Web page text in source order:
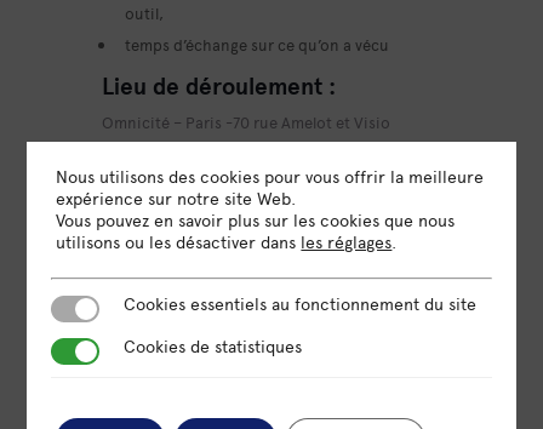
outil,
temps d’échange sur ce qu’on a vécu
Lieu de déroulement :
Omnicité – Paris -70 rue Amelot et Visio
Inscription par mail:
amandine-munoz@outlook.fr
:
8 personnes en présentiel, illimité en visio
Nous utilisons des cookies pour vous offrir la meilleure
expérience sur notre site Web.
Vous pouvez en savoir plus sur les cookies que nous
utilisons ou les désactiver dans les réglages.
Cookies essentiels au fonctionnement du site
Cookies essentiels au fonctionnement du site
Cookies de statistiques
Cookies de statistiques